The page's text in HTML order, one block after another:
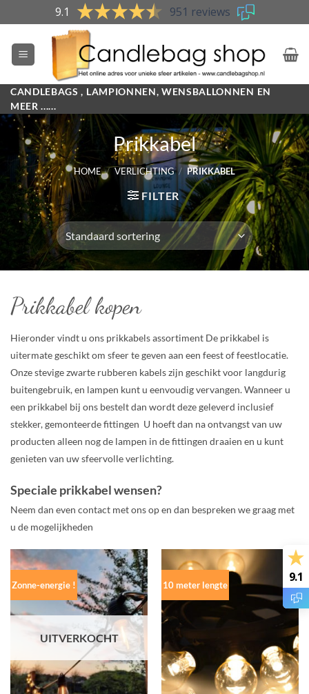
to
content
9.1 951 reviews
CANDLEBAGS , LAMPIONNEN, WENSBALLONNEN EN
MEER ......
Prikkabel
HOME / VERLICHTING / PRIKKABEL
FILTER
Prikkabel kopen
Hieronder vindt u ons prikkabels assortiment De prikkabel is
uitermate geschikt om sfeer te geven aan een feest of feestlocatie.
Onze stevige zwarte rubberen kabels zijn geschikt voor langdurig
buitengebruik, en lampen kunt u eenvoudig vervangen. Wanneer u
een prikkabel bij ons bestelt dan wordt deze geleverd inclusief
stekker, gemonteerde fittingen U hoeft dan na ontvangst van uw
producten alleen nog de lampen in de fittingen draaien en u kunt
genieten van uw sfeervolle verlichting.
Speciale prikkabel wensen?
Neem dan even contact met ons op en dan bespreken we graag met
u de mogelijkheden
Zonne-energie !
UITVERKOCHT
10 meter lengte
9.1